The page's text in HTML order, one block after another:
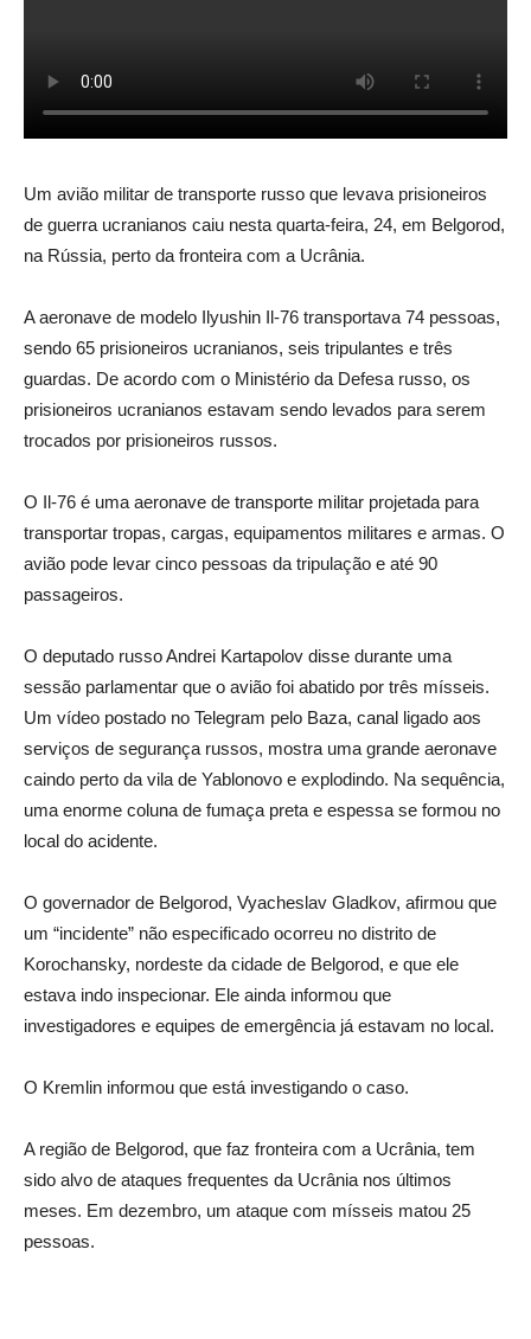
Um avião militar de transporte russo que levava prisioneiros
de guerra ucranianos caiu nesta quarta-feira, 24, em Belgorod,
na Rússia, perto da fronteira com a Ucrânia.
A aeronave de modelo Ilyushin Il-76 transportava 74 pessoas,
sendo 65 prisioneiros ucranianos, seis tripulantes e três
guardas. De acordo com o Ministério da Defesa russo, os
prisioneiros ucranianos estavam sendo levados para serem
trocados por prisioneiros russos.
O Il-76 é uma aeronave de transporte militar projetada para
transportar tropas, cargas, equipamentos militares e armas. O
avião pode levar cinco pessoas da tripulação e até 90
passageiros.
O deputado russo Andrei Kartapolov disse durante uma
sessão parlamentar que o avião foi abatido por três mísseis.
Um vídeo postado no Telegram pelo Baza, canal ligado aos
serviços de segurança russos, mostra uma grande aeronave
caindo perto da vila de Yablonovo e explodindo. Na sequência,
uma enorme coluna de fumaça preta e espessa se formou no
local do acidente.
O governador de Belgorod, Vyacheslav Gladkov, afirmou que
um “incidente” não especificado ocorreu no distrito de
Korochansky, nordeste da cidade de Belgorod, e que ele
estava indo inspecionar. Ele ainda informou que
investigadores e equipes de emergência já estavam no local.
O Kremlin informou que está investigando o caso.
A região de Belgorod, que faz fronteira com a Ucrânia, tem
sido alvo de ataques frequentes da Ucrânia nos últimos
meses. Em dezembro, um ataque com mísseis matou 25
pessoas.